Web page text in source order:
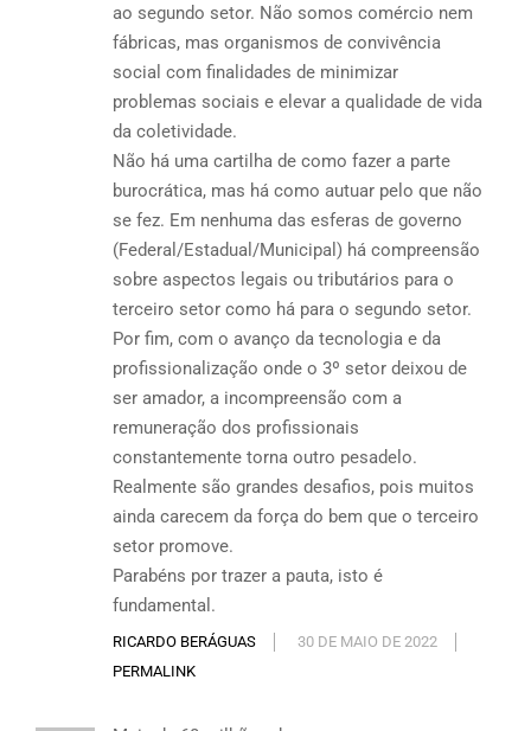
ao segundo setor. Não somos comércio nem
fábricas, mas organismos de convivência
social com finalidades de minimizar
problemas sociais e elevar a qualidade de vida
da coletividade.
Não há uma cartilha de como fazer a parte
burocrática, mas há como autuar pelo que não
se fez. Em nenhuma das esferas de governo
(Federal/Estadual/Municipal) há compreensão
sobre aspectos legais ou tributários para o
terceiro setor como há para o segundo setor.
Por fim, com o avanço da tecnologia e da
profissionalização onde o 3º setor deixou de
ser amador, a incompreensão com a
remuneração dos profissionais
constantemente torna outro pesadelo.
Realmente são grandes desafios, pois muitos
ainda carecem da força do bem que o terceiro
setor promove.
Parabéns por trazer a pauta, isto é
fundamental.
RICARDO BERÁGUAS
30 DE MAIO DE 2022
PERMALINK